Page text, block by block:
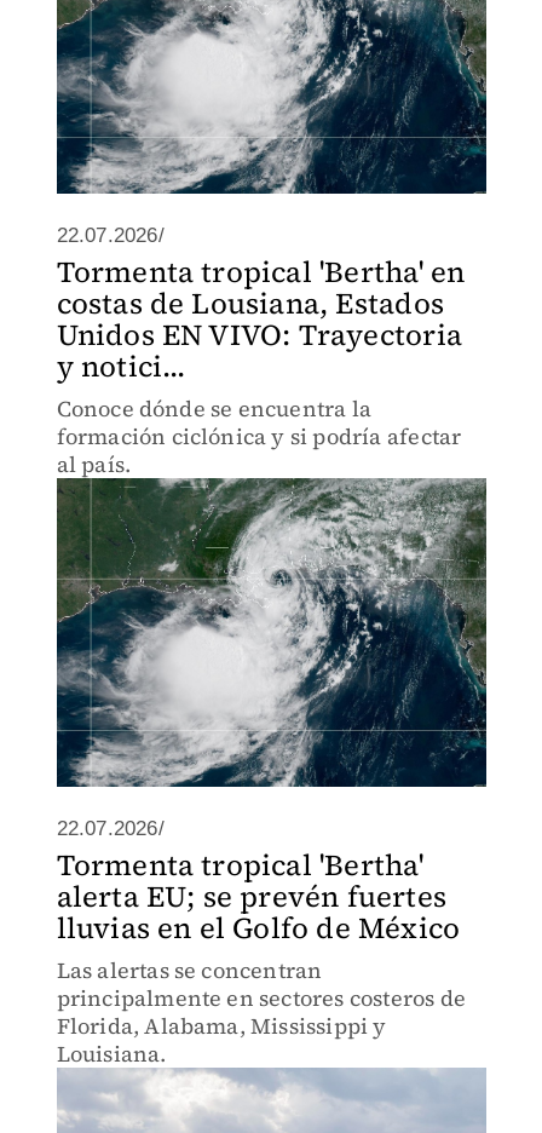
22.07.2026/
Tormenta tropical 'Bertha' en
costas de Lousiana, Estados
Unidos EN VIVO: Trayectoria
y notici...
Conoce dónde se encuentra la
formación ciclónica y si podría afectar
al país.
22.07.2026/
Tormenta tropical 'Bertha'
alerta EU; se prevén fuertes
lluvias en el Golfo de México
Las alertas se concentran
principalmente en sectores costeros de
Florida, Alabama, Mississippi y
Louisiana.